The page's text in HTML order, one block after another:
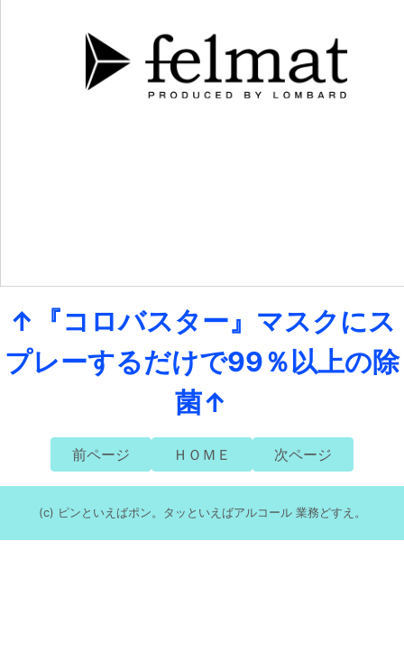
↑『コロバスター』マスクにス
プレーするだけで99％以上の除
菌↑
前ページ ＨＯＭＥ 次ページ
(c) ピンといえばポン。タッといえばアルコール 業務どすえ。